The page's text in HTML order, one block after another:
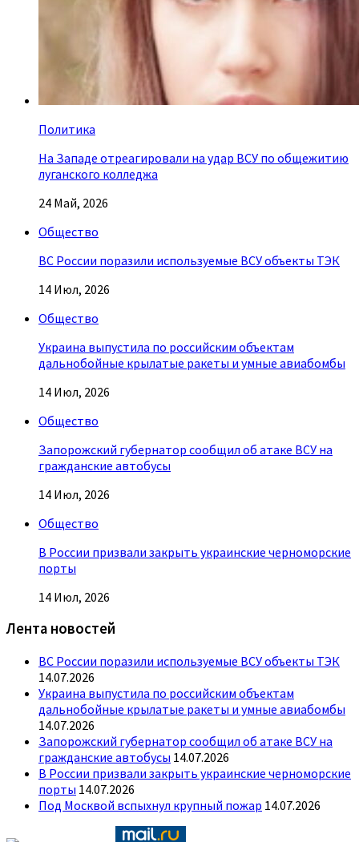
Политика
На Западе отреагировали на удар ВСУ по общежитию
луганского колледжа
24 Май, 2026
Общество
ВС России поразили используемые ВСУ объекты ТЭК
14 Июл, 2026
Общество
Украина выпустила по российским объектам
дальнобойные крылатые ракеты и умные авиабомбы
14 Июл, 2026
Общество
Запорожский губернатор сообщил об атаке ВСУ на
гражданские автобусы
14 Июл, 2026
Общество
В России призвали закрыть украинские черноморские
порты
14 Июл, 2026
Лента новостей
ВС России поразили используемые ВСУ объекты ТЭК
14.07.2026
Украина выпустила по российским объектам
дальнобойные крылатые ракеты и умные авиабомбы
14.07.2026
Запорожский губернатор сообщил об атаке ВСУ на
гражданские автобусы 14.07.2026
В России призвали закрыть украинские черноморские
порты 14.07.2026
Под Москвой вспыхнул крупный пожар 14.07.2026